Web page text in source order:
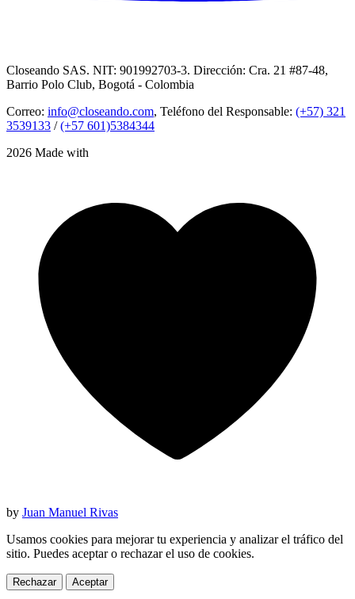
Closeando SAS. NIT: 901992703-3. Dirección: Cra. 21 #87-48,
Barrio Polo Club, Bogotá - Colombia
Correo: info@closeando.com, Teléfono del Responsable: (+57) 321
3539133 /(+57 601)5384344
2026 Made with
by Juan Manuel Rivas
Usamos cookies para mejorar tu experiencia y analizar el tráfico del
sitio. Puedes aceptar o rechazar el uso de cookies.
Rechazar Aceptar